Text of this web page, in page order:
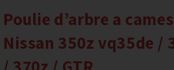
Poulie d’arbre a
Nissan 350z vq35de /